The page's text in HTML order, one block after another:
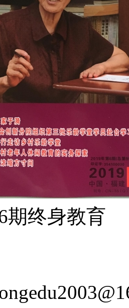
期终身教育